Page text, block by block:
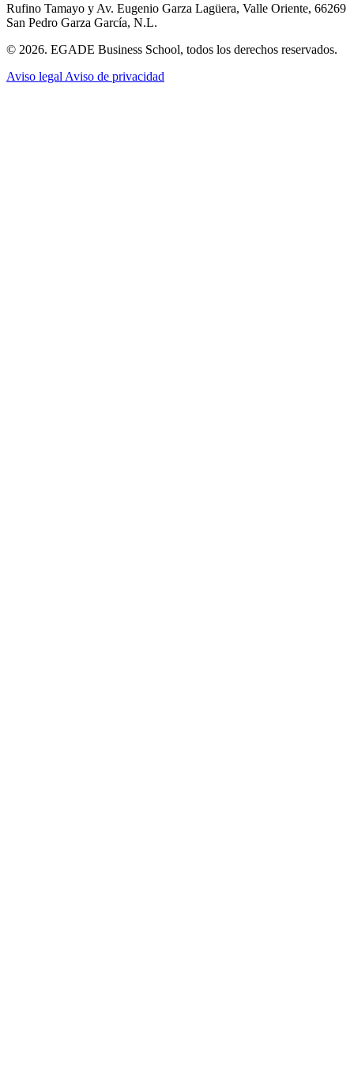
Rufino Tamayo y Av. Eugenio Garza Lagüera, Valle Oriente, 66269
San Pedro Garza García, N.L.
© 2026. EGADE Business School, todos los derechos reservados.
Aviso legal Aviso de privacidad